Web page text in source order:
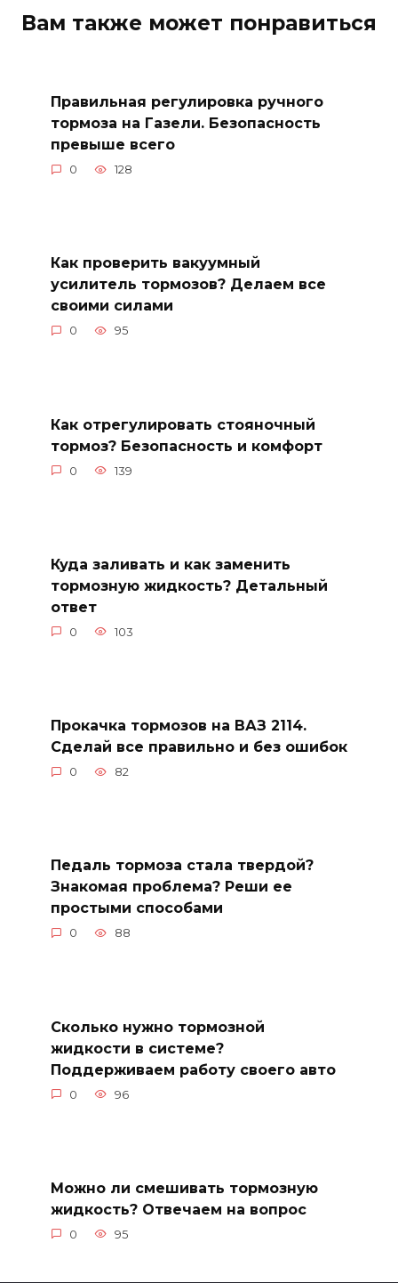
Вам также может понравиться
Правильная регулировка ручного
тормоза на Газели. Безопасность
превыше всего
0 128
Как проверить вакуумный
усилитель тормозов? Делаем все
своими силами
0 95
Как отрегулировать стояночный
тормоз? Безопасность и комфорт
0 139
Куда заливать и как заменить
тормозную жидкость? Детальный
ответ
0 103
Прокачка тормозов на ВАЗ 2114.
Сделай все правильно и без ошибок
0 82
Педаль тормоза стала твердой?
Знакомая проблема? Реши ее
простыми способами
0 88
Сколько нужно тормозной
жидкости в системе?
Поддерживаем работу своего авто
0 96
Можно ли смешивать тормозную
жидкость? Отвечаем на вопрос
0 95